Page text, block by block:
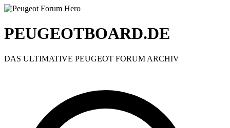
PEUGEOTBOARD.DE
DAS ULTIMATIVE PEUGEOT FORUM ARCHIV